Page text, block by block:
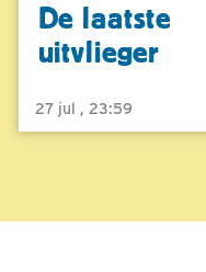
De laatste
uitvlieger
27 jul , 23:59